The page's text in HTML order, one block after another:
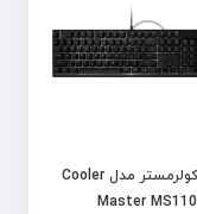
باندل کولرمستر مدل Cooler
Master MS110